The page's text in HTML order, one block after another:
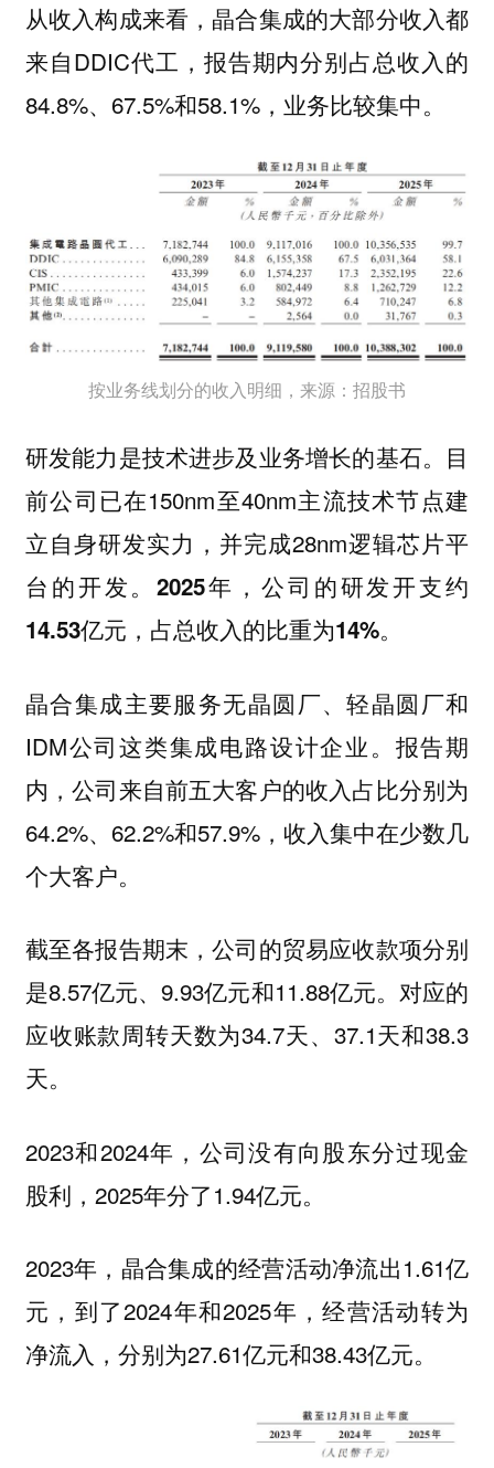
从收入构成来看，晶合集成的大部分收入都
来自DDIC代工，报告期内分别占总收入的
84.8%、67.5%和58.1%，业务比较集中。
按业务线划分的收入明细，来源：招股书
研发能力是技术进步及业务增长的基石。目
前公司已在150nm至40nm主流技术节点建
立自身研发实力，并完成28nm逻辑芯片平
台的开发。2025年，公司的研发开支约
14.53亿元，占总收入的比重为14%。
晶合集成主要服务无晶圆厂、轻晶圆厂和
IDM公司这类集成电路设计企业。报告期
内，公司来自前五大客户的收入占比分别为
64.2%、62.2%和57.9%，收入集中在少数几
个大客户。
截至各报告期末，公司的贸易应收款项分别
是8.57亿元、9.93亿元和11.88亿元。对应的
应收账款周转天数为34.7天、37.1天和38.3
天。
2023和2024年，公司没有向股东分过现金
股利，2025年分了1.94亿元。
2023年，晶合集成的经营活动净流出1.61亿
元，到了2024年和2025年，经营活动转为
净流入，分别为27.61亿元和38.43亿元。